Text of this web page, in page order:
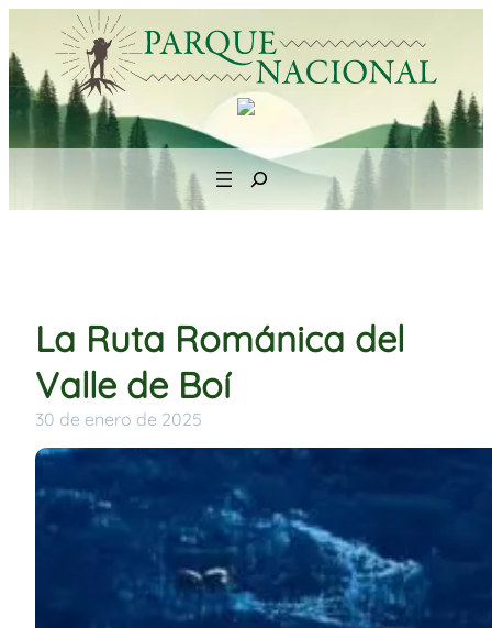
contenido
Search
La Ruta Románica del
Valle de Boí
30 de enero de 2025